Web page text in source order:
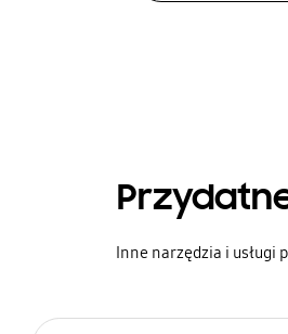
Inne narzędzia i usługi